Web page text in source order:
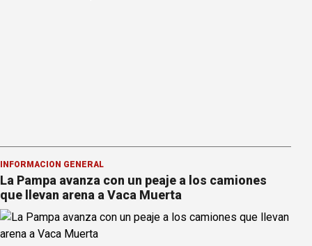
INFORMACION GENERAL
La Pampa avanza con un peaje a los camiones
que llevan arena a Vaca Muerta